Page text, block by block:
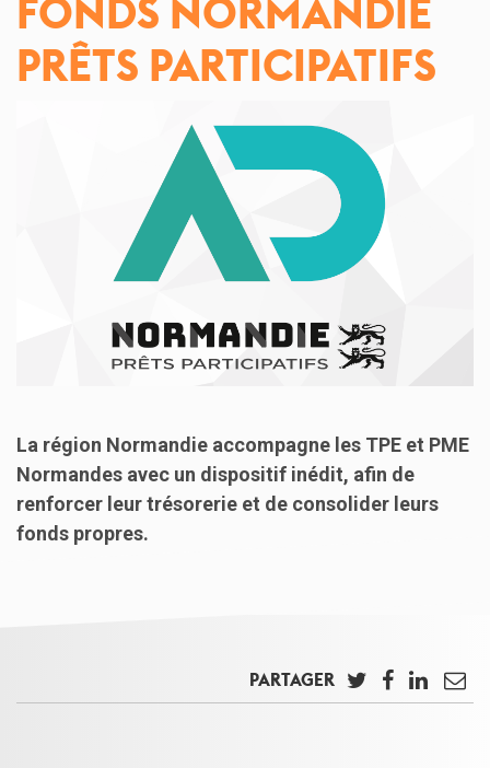
FONDS NORMANDIE
PRÊTS PARTICIPATIFS
La région Normandie accompagne les TPE et PME
Normandes avec un dispositif inédit, afin de
renforcer leur trésorerie et de consolider leurs
fonds propres.
PARTAGER